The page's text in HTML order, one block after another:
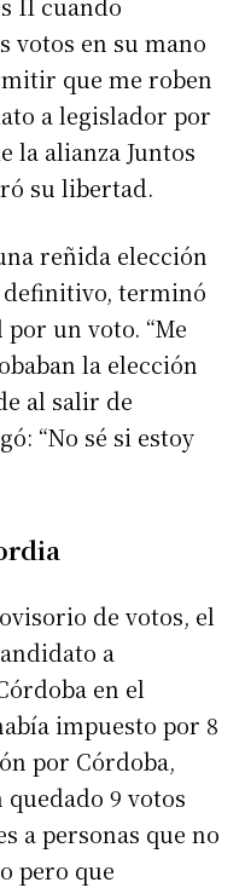
votos en su mano
que me roben
a legislador por
la alianza Juntos
su libertad.
reñida elección
terminó
un voto. “Me
la elección
al salir de
“No sé si estoy
de votos, el
a
en el
impuesto por 8
por Córdoba,
9 votos
a personas que no
pero que